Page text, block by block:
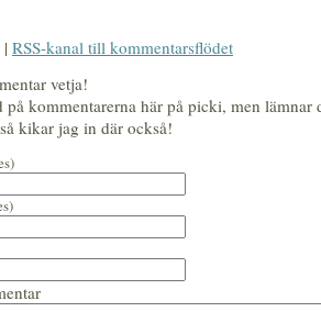
| RSS-kanal till kommentarsflödet
vetja!
på kommentarerna här på picki, men lämnar
kikar jag in där också!